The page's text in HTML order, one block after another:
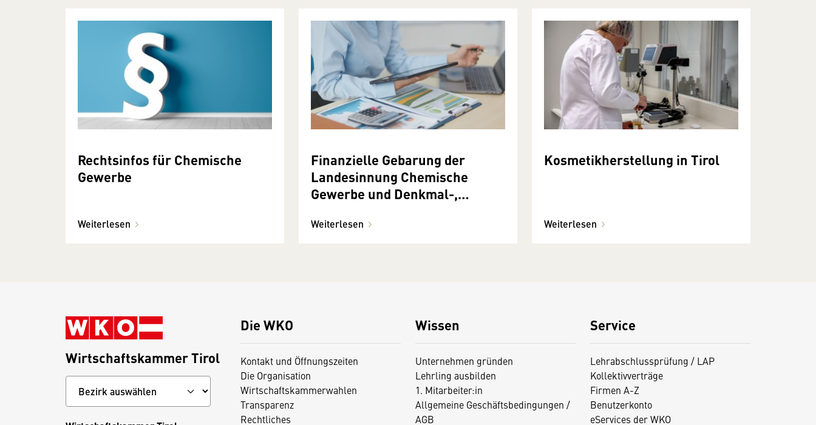
Rechtsinfos für Chemische
Gewerbe
Weiterlesen
Finanzielle Gebarung der
Landesinnung Chemische
Gewerbe und Denkmal-,
Tirol
Weiterlesen
Kosmetikherstellung in Tirol
Weiterlesen
Die WKO
Kontakt und Öffnungszeiten
Die Organisation
Wirtschaftskammerwahlen
Transparenz
Rechtliches
Wissen
Unternehmen gründen
Lehrling ausbilden
1. Mitarbeiter:in
Allgemeine Geschäftsbedingungen /
AGB
Service
Lehrabschlussprüfung / LAP
Kollektivverträge
Firmen A-Z
Benutzerkonto
eServices der WKO
Wirtschaftskammer Tirol